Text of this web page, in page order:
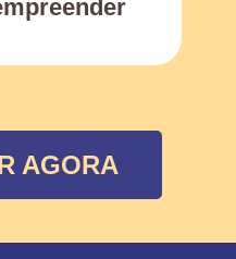
AGORA